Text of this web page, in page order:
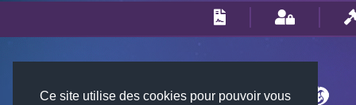
Ce site utilise des cookies pour pouvoir vous